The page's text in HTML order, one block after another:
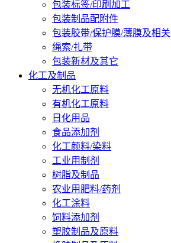
包装标签/印刷加工
包装制品配附件
包装胶带/保护膜/薄膜及相关
绳索/扎带
包装新材及其它
化工及制品
无机化工原料
有机化工原料
日化用品
食品添加剂
化工颜料/染料
工业用制剂
树脂及制品
农业用肥料/药剂
化工涂料
饲料添加剂
塑胶制品及原料